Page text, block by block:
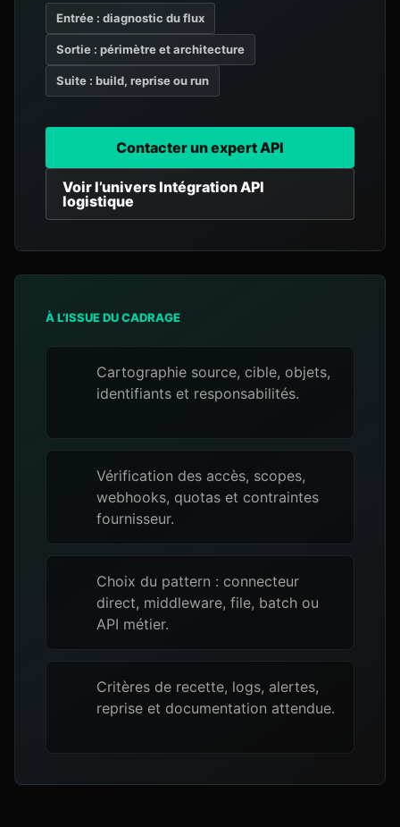
Entrée : diagnostic du flux
Sortie : périmètre et architecture
Suite : build, reprise ou run
Contacter un expert API
Voir l’univers Intégration API
logistique
À L’ISSUE DU CADRAGE
Cartographie source, cible, objets,
identifiants et responsabilités.
Vérification des accès, scopes,
webhooks, quotas et contraintes
fournisseur.
Choix du pattern : connecteur
direct, middleware, file, batch ou
API métier.
Critères de recette, logs, alertes,
reprise et documentation attendue.